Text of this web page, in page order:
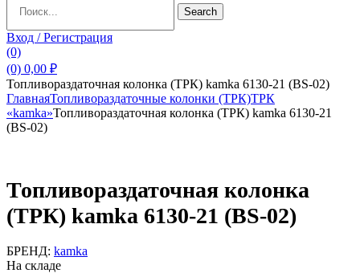
for:
Search
Вход / Регистрация
(0)
(0) 0,00 ₽
Топливораздаточная колонка (ТРК) kamka 6130-21 (BS-02)
ГлавнаяТопливораздаточные колонки (ТРК)ТРК
«kamka»Топливораздаточная колонка (ТРК) kamka 6130-21
(BS-02)
Топливораздаточная колонка
(ТРК) kamka 6130-21 (BS-02)
БРЕНД: kamka
На складе